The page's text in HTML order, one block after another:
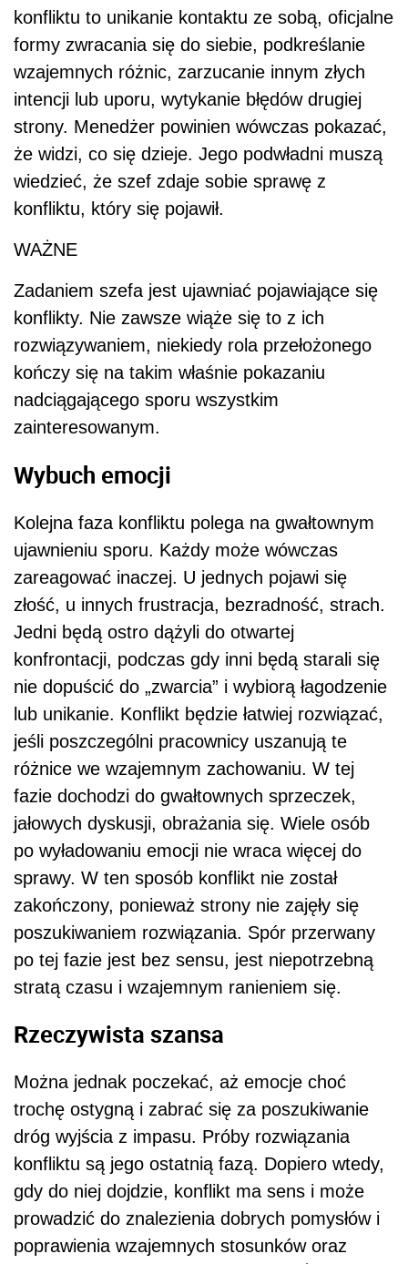
konfliktu to unikanie kontaktu ze sobą, oficjalne
formy zwracania się do siebie, podkreślanie
wzajemnych różnic, zarzucanie innym złych
intencji lub uporu, wytykanie błędów drugiej
strony. Menedżer powinien wówczas pokazać,
że widzi, co się dzieje. Jego podwładni muszą
wiedzieć, że szef zdaje sobie sprawę z
konfliktu, który się pojawił.
WAŻNE
Zadaniem szefa jest ujawniać pojawiające się
konflikty. Nie zawsze wiąże się to z ich
rozwiązywaniem, niekiedy rola przełożonego
kończy się na takim właśnie pokazaniu
nadciągającego sporu wszystkim
zainteresowanym.
Wybuch emocji
Kolejna faza konfliktu polega na gwałtownym
ujawnieniu sporu. Każdy może wówczas
zareagować inaczej. U jednych pojawi się
złość, u innych frustracja, bezradność, strach.
Jedni będą ostro dążyli do otwartej
konfrontacji, podczas gdy inni będą starali się
nie dopuścić do „zwarcia” i wybiorą łagodzenie
lub unikanie. Konflikt będzie łatwiej rozwiązać,
jeśli poszczególni pracownicy uszanują te
różnice we wzajemnym zachowaniu. W tej
fazie dochodzi do gwałtownych sprzeczek,
jałowych dyskusji, obrażania się. Wiele osób
po wyładowaniu emocji nie wraca więcej do
sprawy. W ten sposób konflikt nie został
zakończony, ponieważ strony nie zajęły się
poszukiwaniem rozwiązania. Spór przerwany
po tej fazie jest bez sensu, jest niepotrzebną
stratą czasu i wzajemnym ranieniem się.
Rzeczywista szansa
Można jednak poczekać, aż emocje choć
trochę ostygną i zabrać się za poszukiwanie
dróg wyjścia z impasu. Próby rozwiązania
konfliktu są jego ostatnią fazą. Dopiero wtedy,
gdy do niej dojdzie, konflikt ma sens i może
prowadzić do znalezienia dobrych pomysłów i
poprawienia wzajemnych stosunków oraz